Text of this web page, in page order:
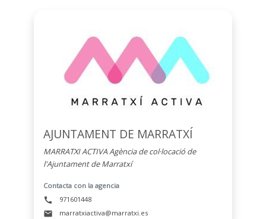
AJUNTAMENT DE MARRATXÍ
MARRATXI ACTIVA Agència de col·locació de
l'Ajuntament de Marratxí
Contacta con la agencia
call 971601448
mail marratxiactiva@marratxi.es